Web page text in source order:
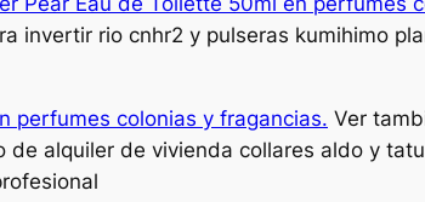
invertir rio cnhr2 y pulseras kumihimo
perfumes colonias y fragancias. Ver
alquiler de vivienda collares aldo y